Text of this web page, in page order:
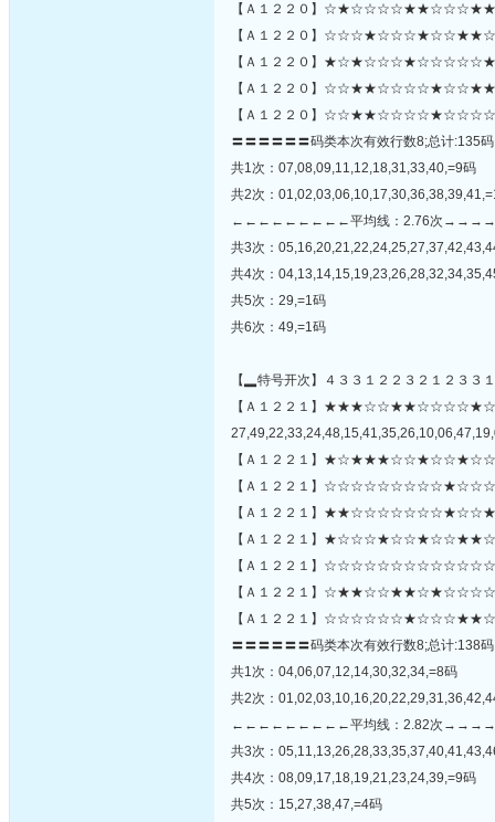
【Ａ１２２０】
【Ａ１２２０】
【Ａ１２２０】
【Ａ１２２０】
【Ａ１２２０】
〓〓〓〓〓〓码类本次有效行数8;总计:135
共1次：07,08,09,11,12,18,31,33,40,=9码
共2次：
←←←←←←←←←平均线：2.76次
共3次：
共4次：
共5次：29,=1码
共6次：49,=1码
【▂特号开次】４３３１２２３２１２３３
【Ａ１２２１】
【Ａ１２２１】
【Ａ１２２１】
【Ａ１２２１】
【Ａ１２２１】
【Ａ１２２１】
【Ａ１２２１】
【Ａ１２２１】
〓〓〓〓〓〓码类本次有效行数8;总计:138
共1次：04,06,07,12,14,30,32,34,=8码
共2次：
←←←←←←←←←平均线：2.82次
共3次：
共4次：08,09,17,18,19,21,23,24,39,=9码
共5次：15,27,38,47,=4码